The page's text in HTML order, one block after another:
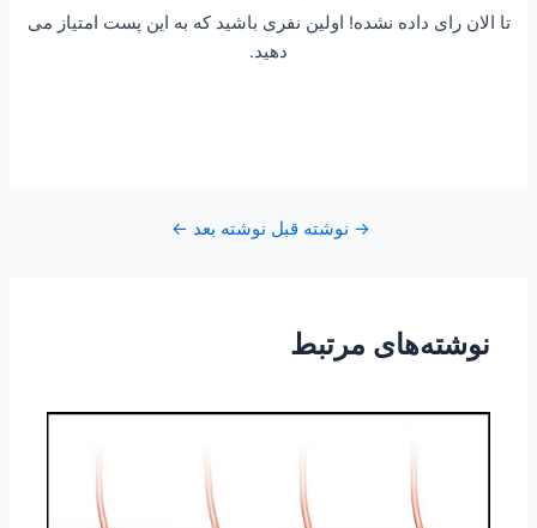
تا الان رای داده نشده! اولین نفری باشید که به این پست امتیاز می
دهید.
→ نوشته قبل نوشته بعد ←
نوشته‌های مرتبط